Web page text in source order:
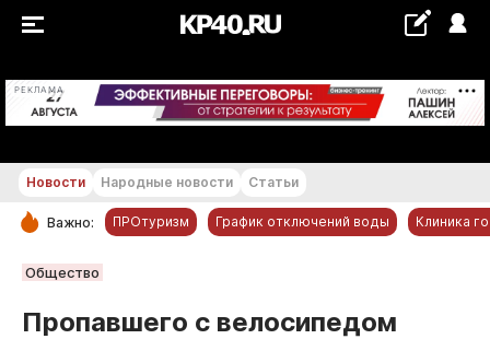
РЕКЛАМА +30 °С
РУБРИКИ
Новости Народные новости Статьи
Важно: ПРОтуризм График отключений воды Клиника
Общество
Пропавшего с велосипедом